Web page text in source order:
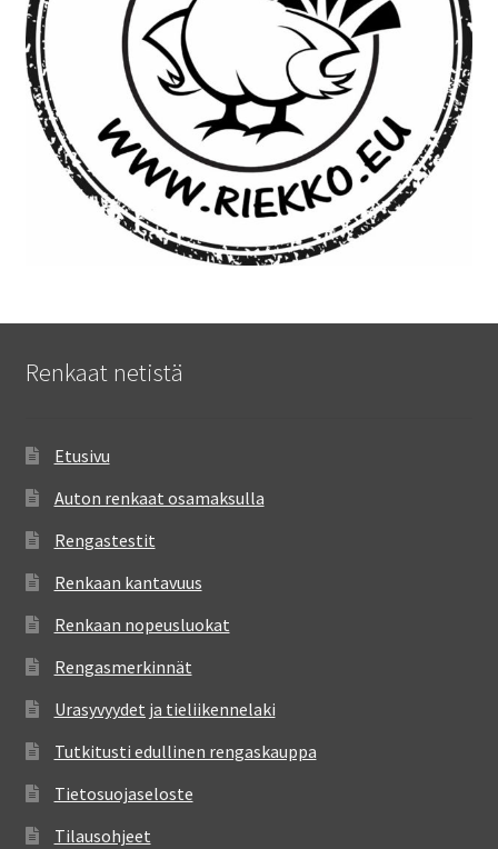
Renkaat netistä
Etusivu
Auton renkaat osamaksulla
Rengastestit
Renkaan kantavuus
Renkaan nopeusluokat
Rengasmerkinnät
Urasyvyydet ja tieliikennelaki
Tutkitusti edullinen rengaskauppa
Tietosuojaseloste
Tilausohjeet